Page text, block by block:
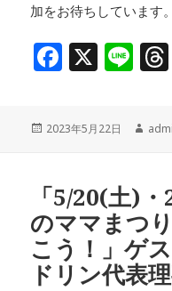
加をお待ちしています。
F
c
e
o
o
k
X Li
e
投
2023年5月22日
作
「5/20(土)
のママまつ
こう！」ゲ
ドリン代表